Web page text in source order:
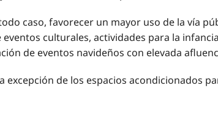
caso, favorecer un mayor uso de la vía
culturales, actividades para la
de eventos navideños con elevada
de los espacios acondicionados